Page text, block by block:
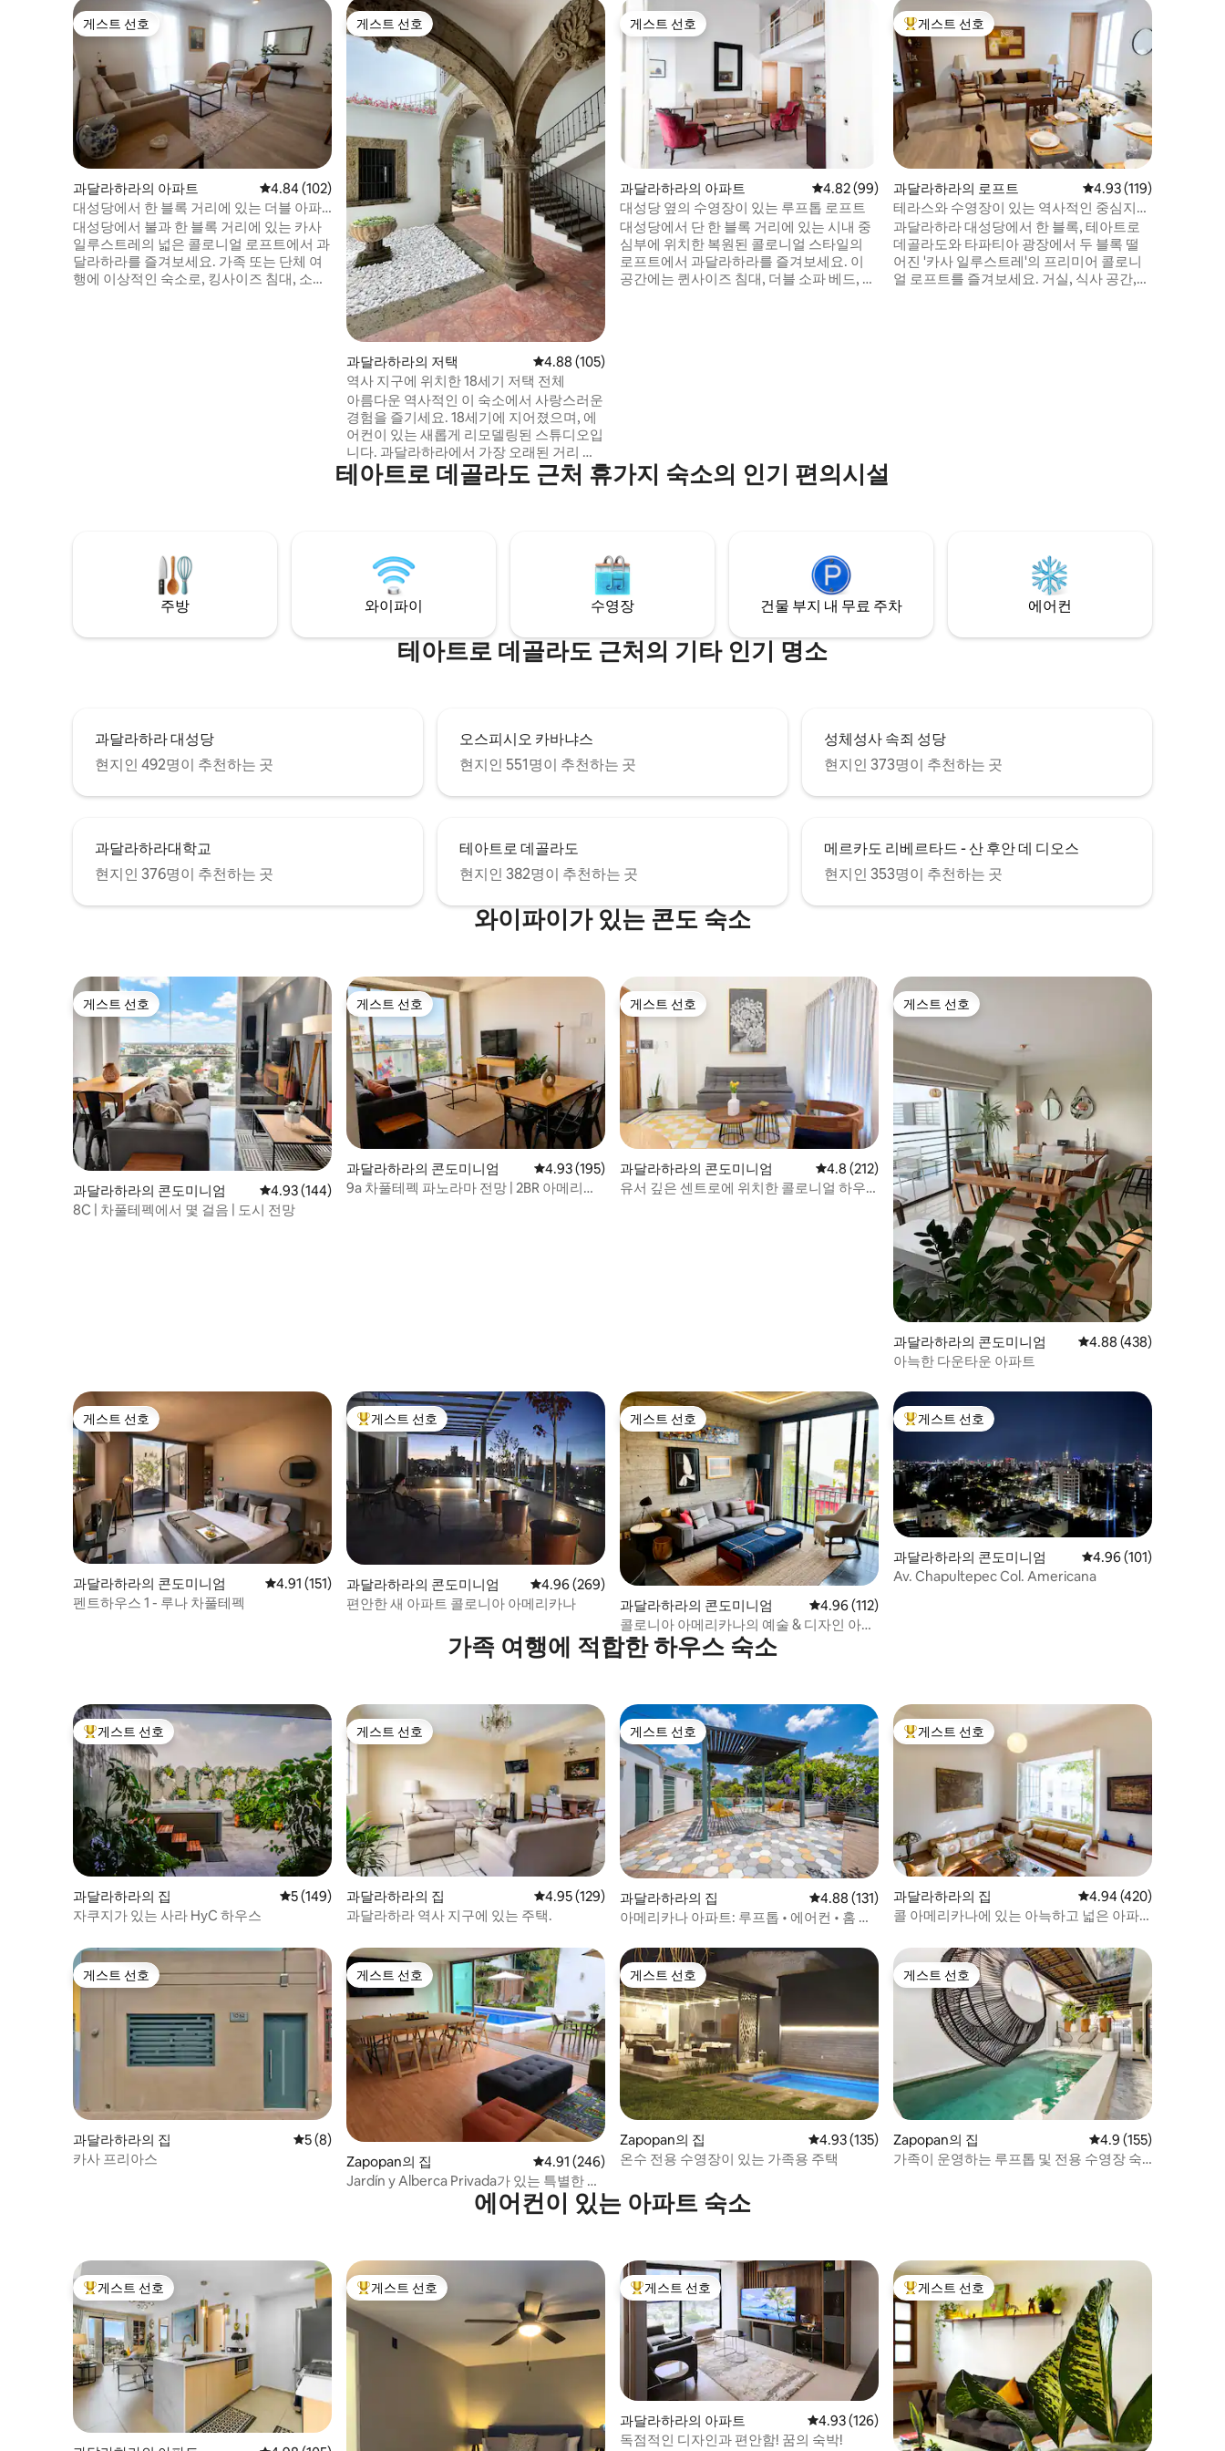
게스트 선호
게스트 선호
과달라하라의 아파트 평점 4.84점(5점 만점), 후기 102개
4.84 (102)
대성당에서 한 블록 거리에 있는 더블 아파
트
대성당에서 불과 한 블록 거리에 있는 카사
일루스트레의 넓은 콜로니얼 로프트에서 과
달라하라를 즐겨보세요. 가족 또는 단체 여
행에 이상적인 숙소로, 킹사이즈 침대, 소파
게스트 선호
게스트 선호
과달라하라의 저택 평점 4.88점(5점 만점), 후기 105개
4.88 (105)
역사 지구에 위치한 18세기 저택 전체
아름다운 역사적인 이 숙소에서 사랑스러운
경험을 즐기세요. 18세기에 지어졌으며, 에
어컨이 있는 새롭게 리모델링된 스튜디오입
니다. 과달라하라에서 가장 오래된 거리 중
하나인 칼레 벨렌에 위치하고 있습니다. 상
징적인 건물까지 도보 거리: · 과달라하라 대
수 없는 경우 저에게 메시지를 보내주세요.
최선을 다해 도와드리겠습니다. 방문하실
날을 기다리겠습니다!​
게스트 선호
게스트 선호
과달라하라의 아파트 평점 4.82점(5점 만점), 후기 99개
4.82 (99)
대성당 옆의 수영장이 있는 루프톱 로프트
대성당에서 단 한 블록 거리에 있는 시내 중
심부에 위치한 복원된 콜로니얼 스타일의
로프트에서 과달라하라를 즐겨보세요. 이
공간에는 퀸사이즈 침대, 더블 소파 베드, 완
상위 게스트 선호
게스트 선호
과달라하라의 로프트 평점 4.93점(5점 만점),
4.93 (119)
테라스와 수영장이 있는 역사적인 중심지의
콜로니얼 로프트
과달라하라 대성당에서 한 블록, 테아트로
데골라도와 타파티아 광장에서 두 블록 떨
어진 '카사 일루스트레'의 프리미어 콜로니
얼 로프트를 즐겨보세요. 거실, 식사 공간,
테아트로 데골라도 근처 휴가지 숙소의 인기 편의시설
주방 와이파이 수영장 건물 부지 내 무료 주차 에어컨
테아트로 데골라도 근처의 기타 인기 명소
과달라하라 대성당
현지인 492명이 추천하는 곳
오스피시오 카바냐스
현지인 551명이 추천하는 곳
성체성사 속죄 성당
현지인 373명이 추천하는 곳
과달라하라대학교
현지인 376명이 추천하는 곳
테아트로 데골라도
현지인 382명이 추천하는 곳
메르카도 리베르타드 - 산 후안 데 디오스
현지인 353명이 추천하는 곳
와이파이가 있는 콘도 숙소
게스트 선호
게스트 선호
과달라하라의 콘도미니엄 평점 4.93점(5점 만점), 후기 144개
4.93 (144)
8C | 차풀테펙에서 몇 걸음 | 도시 전망
게스트 선호
게스트 선호
과달라하라의 콘도미니엄 평점 4.93점(5점 만점), 후기 195개
4.93 (195)
9a 차풀테펙 파노라마 전망 | 2BR 아메리카
게스트 선호
게스트 선호
과달라하라의 콘도미니엄 평점 4.8점(5점 만점), 후기 212개
4.8 (212)
유서 깊은 센트로에 위치한 콜로니얼 하우
게스트 선호
게스트 선호
과달라하라의 콘도미니엄 평점 4.88점(5점 만점),
4.88 (438)
아늑한 다운타운 아파트
게스트 선호
게스트 선호
과달라하라의 콘도미니엄 평점 4.91점(5점 만점), 후기 151개
4.91 (151)
펜트하우스 1 - 루나 차풀테펙
상위 게스트 선호
게스트 선호
과달라하라의 콘도미니엄 평점 4.96점(5점 만점), 후기 269개
4.96 (269)
편안한 새 아파트 콜로니아 아메리카나
게스트 선호
게스트 선호
과달라하라의 콘도미니엄 평점 4.96점(5점 만점), 후기 112개
4.96 (112)
콜로니아 아메리카나의 예술 & 디자인 아파
트
상위 게스트 선호
게스트 선호
과달라하라의 콘도미니엄 평점 4.96점(5점 만점),
4.96 (101)
Av. Chapultepec Col. Americana
가족 여행에 적합한 하우스 숙소
상위 게스트 선호
게스트 선호
과달라하라의 집 평점 5점(5점 만점), 후기 149개
5 (149)
자쿠지가 있는 사라 HyC 하우스
게스트 선호
게스트 선호
과달라하라의 집 평점 4.95점(5점 만점), 후기 129개
4.95 (129)
과달라하라 역사 지구에 있는 주택.
게스트 선호
게스트 선호
과달라하라의 집 평점 4.88점(5점 만점), 후기 131개
4.88 (131)
아메리카나 아파트: 루프톱 • 에어컨 • 홈 오
상위 게스트 선호
게스트 선호
과달라하라의 집 평점 4.94점(5점 만점),
4.94 (420)
콜 아메리카나에 있는 아늑하고 넓은 아파
게스트 선호
게스트 선호
과달라하라의 집 평점 5점(5점 만점), 후기 8개
5 (8)
카사 프리아스
게스트 선호
게스트 선호
Zapopan의 집 평점 4.91점(5점 만점), 후기 246개
4.91 (246)
Jardín y Alberca Privada가 있는 특별한 가
게스트 선호
게스트 선호
Zapopan의 집 평점 4.93점(5점 만점), 후기 135개
4.93 (135)
온수 전용 수영장이 있는 가족용 주택
게스트 선호
게스트 선호
Zapopan의 집 평점 4.9점(5점 만점),
4.9 (155)
가족이 운영하는 루프톱 및 전용 수영장 숙
에어컨이 있는 아파트 숙소
상위 게스트 선호
게스트 선호 상위 게스트 선호
게스트 선호 상위 게스트 선호
게스트 선호
과달라하라의 아파트 평점 4.93점(5점 만점), 후기 126개
4.93 (126)
독점적인 디자인과 편안함! 꿈의 숙박!
상위 게스트 선호
게스트 선호